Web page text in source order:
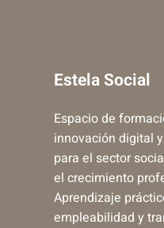
Estela Social
Espacio de
innovación digital
para el sector
el crecimiento
Aprendizaje
empleabilidad y